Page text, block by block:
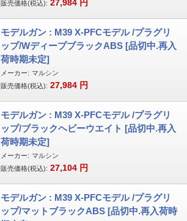
販売価格(税込): 27,984 円
モデルガン : M39 X-PFCモデル /プラグリ
ップ/WディープブラックABS [品切中.再入
荷時期未定]
メーカー: マルシン
販売価格(税込): 27,984 円
モデルガン : M39 X-PFCモデル /プラグリ
ップ/ブラックヘビーウエイト [品切中.再入
荷時期未定]
メーカー: マルシン
販売価格(税込): 27,104 円
モデルガン : M39 X-PFCモデル /プラグリ
ップ/マットブラックABS [品切中.再入荷時